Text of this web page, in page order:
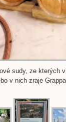
sudy, ze kterých
v nich zraje